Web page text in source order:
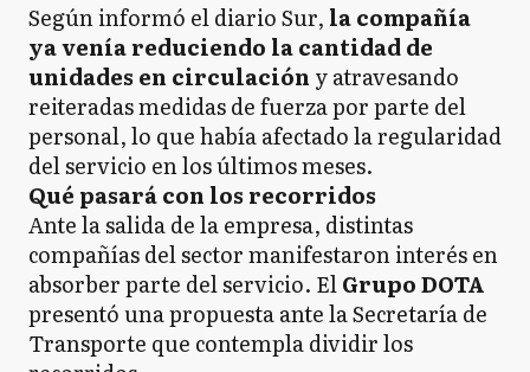
Según informó el diario Sur, la compañía
ya venía reduciendo la cantidad de
unidades en circulación y atravesando
reiteradas medidas de fuerza por parte del
personal, lo que había afectado la regularidad
del servicio en los últimos meses.
Qué pasará con los recorridos
Ante la salida de la empresa, distintas
compañías del sector manifestaron interés en
absorber parte del servicio. ElGrupo DOTA
presentó una propuesta ante la Secretaría de
Transporte que contempla dividir los